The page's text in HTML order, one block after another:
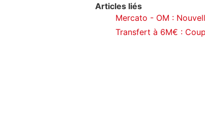
Articles liés
Mercato - OM :
Transfert à 6M€ :